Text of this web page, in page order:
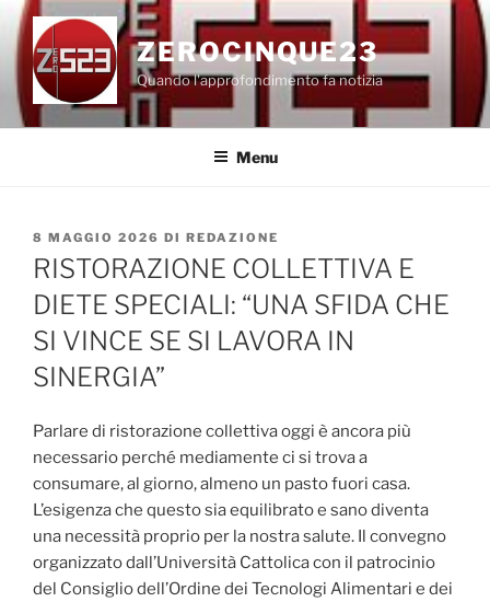
Salta
contenuto
ZEROCINQUE23
Quando l'approfondimento fa notizia
Menu
PUBBLICATO
IL
8 MAGGIO 2026 DI REDAZIONE
RISTORAZIONE COLLETTIVA E
DIETE SPECIALI: “UNA SFIDA CHE
SI VINCE SE SI LAVORA IN
SINERGIA”
Parlare di ristorazione collettiva oggi è ancora più
necessario perché mediamente ci si trova a
consumare, al giorno, almeno un pasto fuori casa.
L’esigenza che questo sia equilibrato e sano diventa
una necessità proprio per la nostra salute. Il convegno
organizzato dall’Università Cattolica con il patrocinio
del Consiglio dell’Ordine dei Tecnologi Alimentari e dei